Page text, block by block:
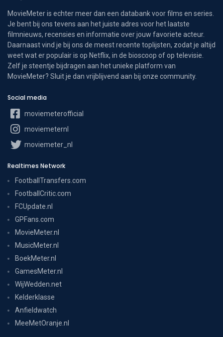
MovieMeter is echter meer dan een databank voor films en series.
Je bent bij ons tevens aan het juiste adres voor het laatste
filmnieuws, recensies en informatie over jouw favoriete acteur.
Daarnaast vind je bij ons de meest recente toplijsten, zodat je altijd
weet wat er populair is op Netflix, in de bioscoop of op televisie.
Zelf je steentje bijdragen aan het unieke platform van
MovieMeter? Sluit je dan vrijblijvend aan bij onze community.
Social media
moviemeterofficial
moviemeternl
moviemeter_nl
Realtimes Network
FootballTransfers.com
FootballCritic.com
FCUpdate.nl
GPFans.com
MovieMeter.nl
MusicMeter.nl
BoekMeter.nl
GamesMeter.nl
WijWedden.net
Kelderklasse
Anfieldwatch
MeeMetOranje.nl